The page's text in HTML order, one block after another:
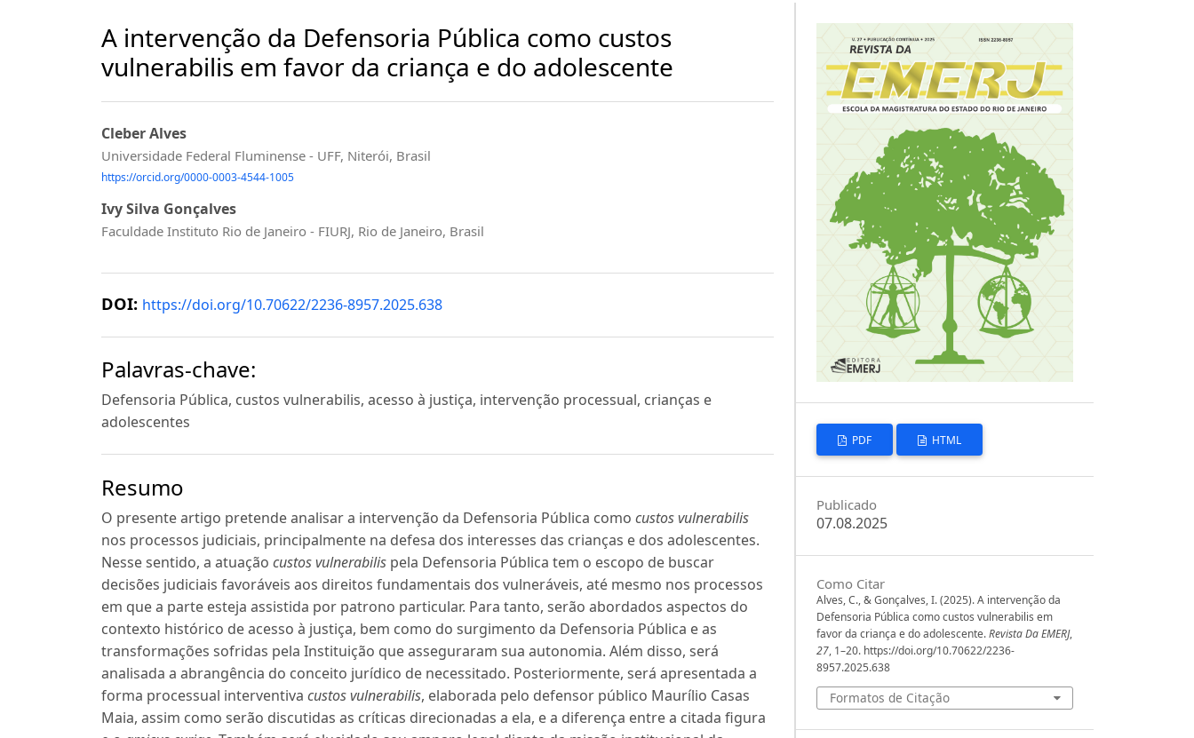
A intervenção da Defensoria Pública como custos
vulnerabilis em favor da criança e do adolescente
Cleber Alves
Universidade Federal Fluminense - UFF, Niterói, Brasil
https://orcid.org/0000-0003-4544-1005
Ivy Silva Gonçalves
Faculdade Instituto Rio de Janeiro - FIURJ, Rio de Janeiro, Brasil
DOI: https://doi.org/10.70622/2236-8957.2025.638
Palavras-chave:
Defensoria Pública, custos vulnerabilis, acesso à justiça, intervenção processual, crianças e
adolescentes
Resumo
O presente artigo pretende analisar a intervenção da Defensoria Pública como custos vulnerabilis
nos processos judiciais, principalmente na defesa dos interesses das crianças e dos adolescentes.
Nesse sentido, a atuação custos vulnerabilis pela Defensoria Pública tem o escopo de buscar
decisões judiciais favoráveis aos direitos fundamentais dos vulneráveis, até mesmo nos processos
em que a parte esteja assistida por patrono particular. Para tanto, serão abordados aspectos do
contexto histórico de acesso à justiça, bem como do surgimento da Defensoria Pública e as
transformações sofridas pela Instituição que asseguraram sua autonomia. Além disso, será
analisada a abrangência do conceito jurídico de necessitado. Posteriormente, será apresentada a
forma processual interventiva custos vulnerabilis, elaborada pelo defensor público Maurílio Casas
Maia, assim como serão discutidas as críticas direcionadas a ela, e a diferença entre a citada figura
PDF HTML
Publicado
07.08.2025
Como Citar
Alves, C., & Gonçalves, I. (2025). A intervenção da
Defensoria Pública como custos vulnerabilis em
favor da criança e do adolescente.Revista Da EMERJ,
27, 1–20. https://doi.org/10.70622/2236-
8957.2025.638
Formatos de Citação